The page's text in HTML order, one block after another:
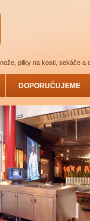
pilky na kosti, sekáče a
DOPORUČUJEME